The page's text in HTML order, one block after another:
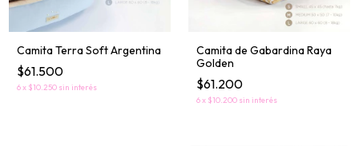
Camita Terra Soft Argentina
$61.500
6x $10.250 sin interés
Camita de Gabardina Raya
Golden
$61.200
6x $10.200 sin interés